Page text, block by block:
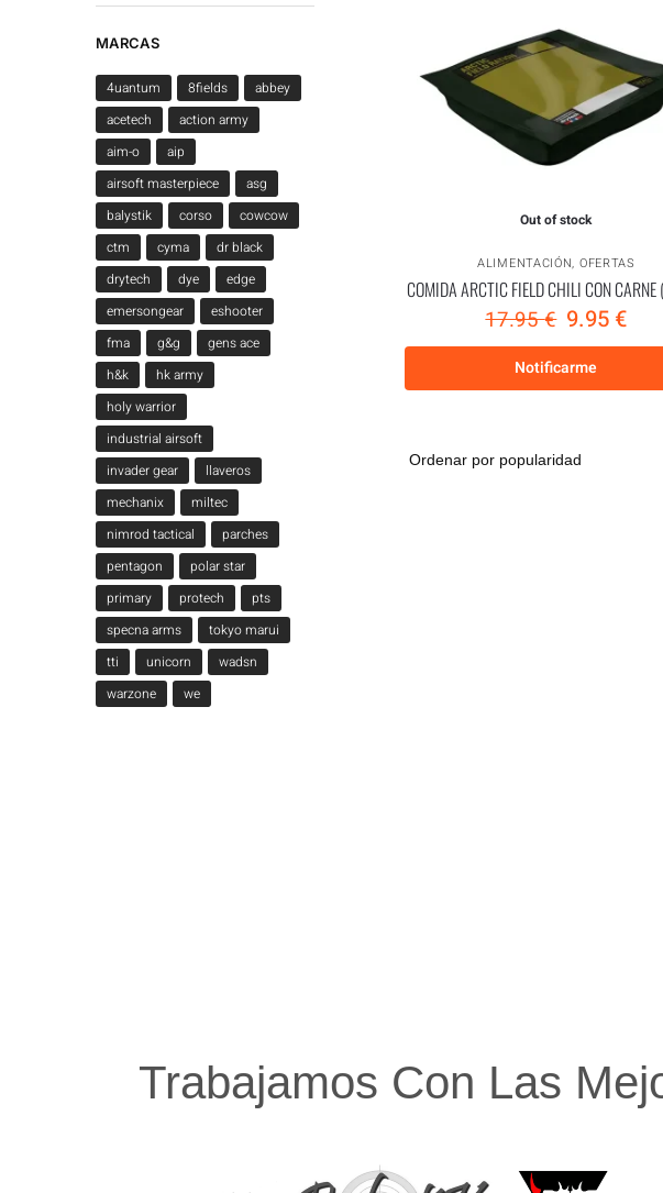
Out of stock
ALIMENTACIÓN, OFERTAS
COMIDA ARCTIC FIELD CHILI CON CARNE
17.95€ 9.95 €
Notificarme
MARCAS
4uantum 8fields
abbey
acetech
action army
aim-o
aip
airsoft masterpiece
asg
balystik
corso
cowcow
ctm
cyma
dr black
drytech
dye
edge
emersongear
eshooter
fma
g&g
gens ace
h&k
hk army
holy warrior
industrial airsoft
invader gear
llaveros
mechanix
miltec
nimrod tactical
parches
pentagon
polar star
primary
protech
pts
specna arms
tokyo marui
tti
unicorn
wadsn
warzone
we
Trabajamos Con Las